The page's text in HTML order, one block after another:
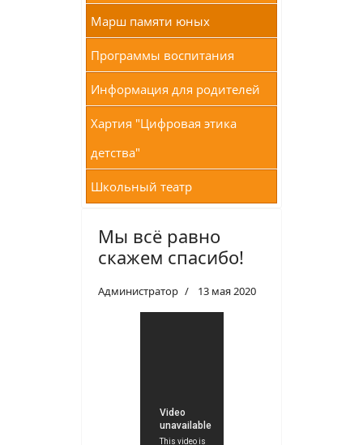
Марш памяти юных
Программы воспитания
Информация для родителей
Хартия "Цифровая этика
детства"
Школьный театр
Мы всё равно
скажем спасибо!
Администратор 13 мая 2020